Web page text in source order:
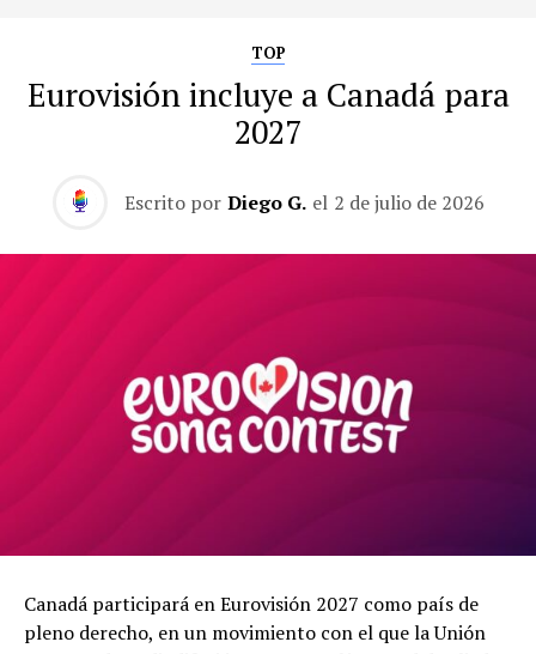
TOP
Eurovisión incluye a Canadá para
2027
Escrito por Diego G. el 2 de julio de 2026
Canadá participará en Eurovisión 2027 como país de
pleno derecho, en un movimiento con el que la Unión